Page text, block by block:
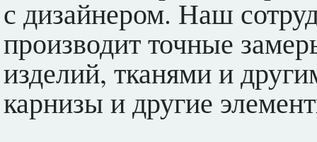
с дизайнером. Наш
производит точные
изделий, тканями и
карнизы и другие